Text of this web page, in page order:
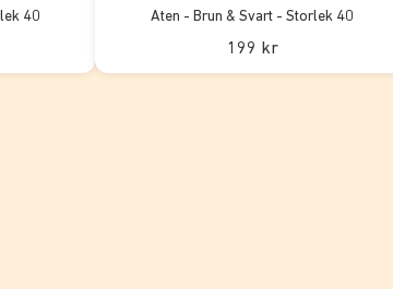
40 Aten - Brun & Svart - Storlek 40
199 kr